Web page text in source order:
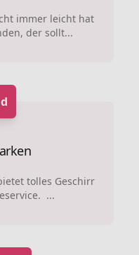
immer leicht hat
der sollt...
tolles Geschirr
...